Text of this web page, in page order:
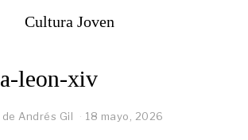
Cultura Joven
leon-xiv
Andrés Gil 18 mayo, 2026